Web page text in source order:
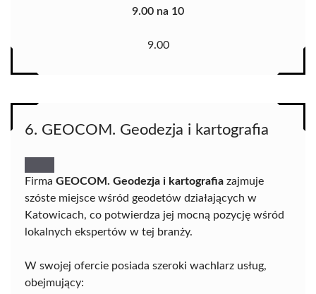
9.00 na 10
9.00
6. GEOCOM. Geodezja i kartografia
Firma GEOCOM. Geodezja i kartografia zajmuje
szóste miejsce wśród geodetów działających w
Katowicach, co potwierdza jej mocną pozycję wśród
lokalnych ekspertów w tej branży.
W swojej ofercie posiada szeroki wachlarz usług,
obejmujący: